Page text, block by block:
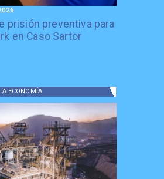
prisión preventiva para
en Caso Sartor
A ECONOMÍA